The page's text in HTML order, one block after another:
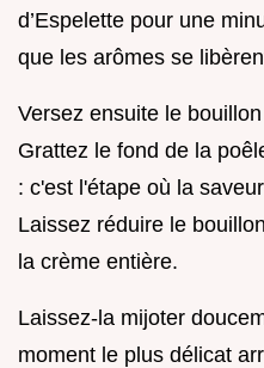
d’Espelette pour une
que les arômes se
Versez ensuite le
Grattez le fond de la
: c'est l'étape où la
Laissez réduire le
la crème entière.
Laissez-la mijoter
moment le plus délicat